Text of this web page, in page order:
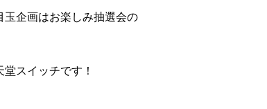
玉企画はお楽しみ抽選会の
堂スイッチです！